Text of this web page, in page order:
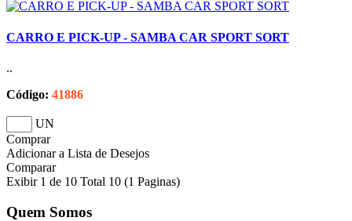
CARRO E PICK-UP - SAMBA CAR SPORT SORT
..
Código: 41886
UN
Comprar
Adicionar a Lista de Desejos
Comparar
Exibir 1 de 10 Total 10 (1 Paginas)
Quem Somos